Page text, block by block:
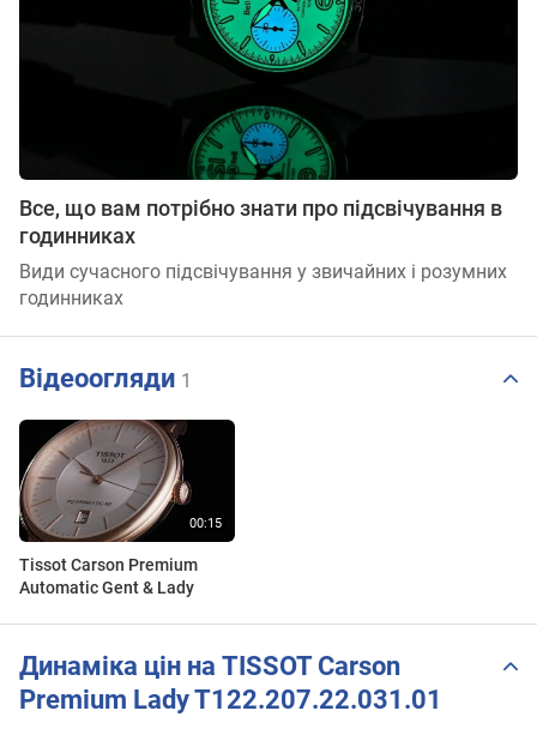
Все, що вам потрібно знати про підсвічування в
годинниках
Види сучасного підсвічування у звичайних і розумних
годинниках
Відеоогляди 1
Tissot Carson Premium
Automatic Gent & Lady
Динаміка цін на TISSOT Carson
Premium Lady T122.207.22.031.01